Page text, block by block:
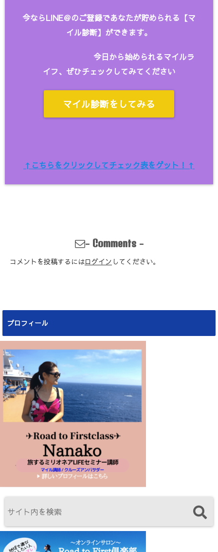
今ならLINE＠のご登録であなたが貯められる【マ
イル診断】ができます。
今日から始められるマイルラ
イフ、ぜひチェックしてみてください
マイル診断をしてみる
↑こちらをクリックしてチェック表をゲット！↑
- Comments-
コメントを投稿するにはログイン してください。
プロフィール